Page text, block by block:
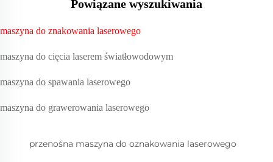
Powiązane wyszukiwania
maszyna do znakowania laserowego
maszyna do cięcia laserem światłowodowym
maszyna do spawania laserowego
maszyna do grawerowania laserowego
przenośna maszyna do oznakowania laserowego